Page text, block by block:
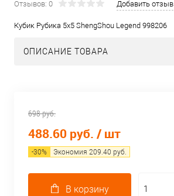
Отзывов: 0 Добавить отзыв
Кубик Рубика 5х5 ShengShou Legend 998206
ОПИСАНИЕ ТОВАРА
698 руб.
488.60 руб. / шт
-30% Экономия 209.40 руб.
В корзину